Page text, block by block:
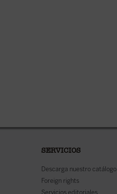
SERVICIOS
Descarga nuestro catálogo
Foreign rights
Servicios editoriales